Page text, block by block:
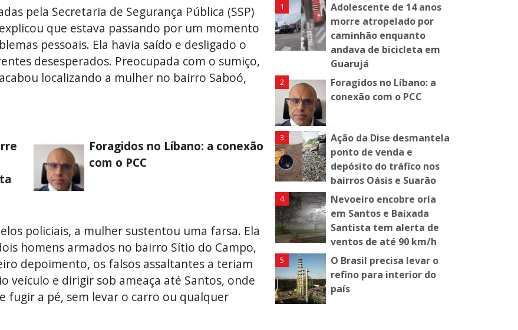
pela Secretaria de Segurança Pública (SSP)
que estava passando por um momento
pessoais. Ela havia saído e desligado o
desesperados. Preocupada com o sumiço,
localizando a mulher no bairro Saboó,
Foragidos no Líbano: a conexão
com o PCC
policiais, a mulher sustentou uma farsa. Ela
homens armados no bairro Sítio do Campo,
depoimento, os falsos assaltantes a teriam
veículo e dirigir sob ameaça até Santos, onde
fugir a pé, sem levar o carro ou qualquer
Adolescente de 14 anos
morre atropelado por
caminhão enquanto
andava de bicicleta em
Guarujá
Foragidos no Líbano: a
conexão com o PCC
Ação da Dise desmantela
ponto de venda e
depósito do tráfico nos
bairros Oásis e Suarão
Nevoeiro encobre orla
em Santos e Baixada
Santista tem alerta de
ventos de até 90 km/h
O Brasil precisa levar o
refino para interior do
país